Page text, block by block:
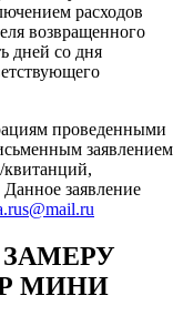
расходов
возвращенного
дней со дня
проведенными
заявлением
заявление
МИНИ